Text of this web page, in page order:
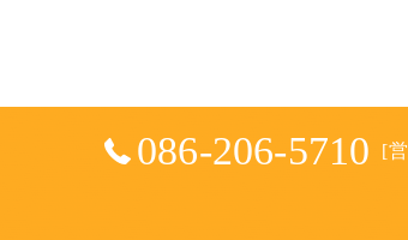
086-206-5710 [